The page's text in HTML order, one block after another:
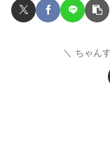
ちゃん